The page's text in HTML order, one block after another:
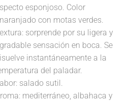
esponjoso. Color
con motas verdes.
sorprende por su ligera y
sensación en boca. Se
instantáneamente a la
del paladar.
salado sutil.
mediterráneo, albahaca y